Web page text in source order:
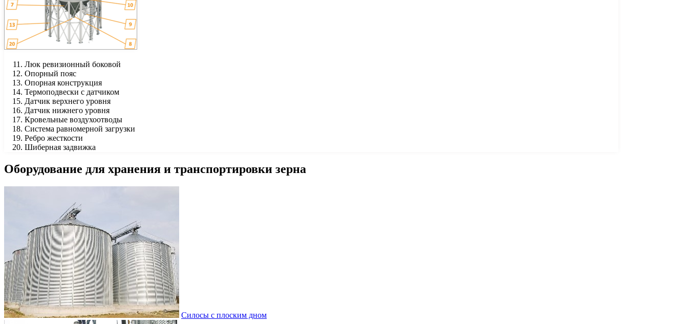
Люк ревизионный боковой
Опорный пояс
Опорная конструкция
Термоподвески с датчиком
Датчик верхнего уровня
Датчик нижнего уровня
Кровельные воздухоотводы
Система равномерной загрузки
Ребро жесткости
Шиберная задвижка
Оборудование для хранения и транспортировки зерна
Силосы с плоским дном